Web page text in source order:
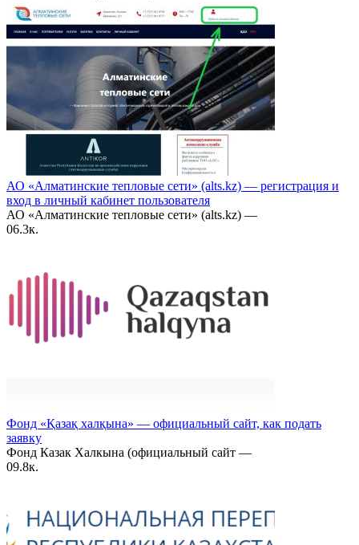
АО «Алматинские тепловые сети» (alts.kz) — регистрация и
вход в личный кабинет пользователя
АО «Алматинские тепловые сети» (alts.kz) —
06.3к.
Фонд «Қазақ халқына» — официальный сайт, как подать
заявку
Фонд Казак Халкына (официальный сайт —
09.8к.